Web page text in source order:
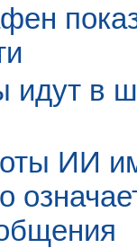
идут в
ИИ